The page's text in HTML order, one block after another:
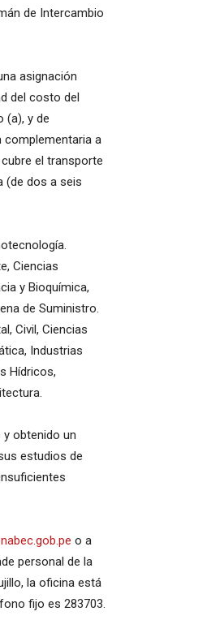
de Intercambio
asignación
del costo del
(a), y de
complementaria a
el transporte
(de dos a seis
Ciencias
y Bioquímica,
de Suministro.
Civil, Ciencias
Industrias
Hídricos,
obtenido un
estudios de
o a
personal de la
la oficina está
fijo es 283703.